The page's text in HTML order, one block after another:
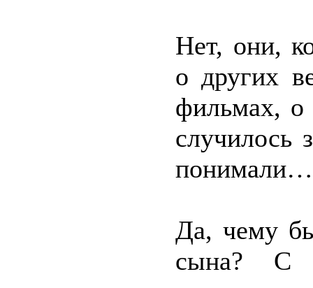
Нет, они,
о других
фильмах, о
случилось
понимали…
Да, чему
сына? С